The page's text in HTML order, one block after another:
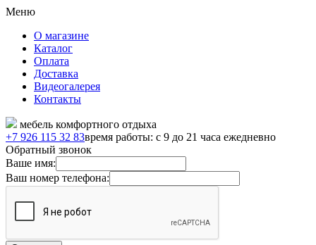
Меню
О магазине
Каталог
Оплата
Доставка
Видеогалерея
Контакты
мебель комфортного отдыха
+7 926 115 32 83время работы: с 9 до 21 часа ежедневно
Обратный звонок
Ваше имя:
Ваш номер телефона: